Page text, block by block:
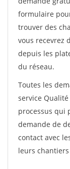
formulaire
trouver des
vous recevrez
depuis les
du réseau.
Toutes les
service
processus qui
demande de
contact avec
leurs